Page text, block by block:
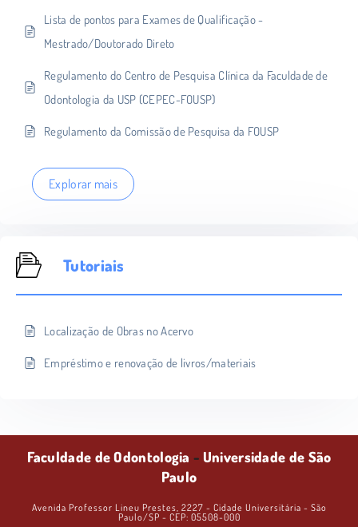
Lista de pontos para Exames de Qualificação -
Mestrado/Doutorado Direto
Regulamento do Centro de Pesquisa Clínica da Faculdade de
Odontologia da USP (CEPEC-FOUSP)
Regulamento da Comissão de Pesquisa da FOUSP
Explorar mais
Tutoriais
Localização de Obras no Acervo
Empréstimo e renovação de livros/materiais
Faculdade de Odontologia - Universidade de São
Paulo
Avenida Professor Lineu Prestes, 2227 - Cidade Universitária - São
Paulo/SP - CEP: 05508-000